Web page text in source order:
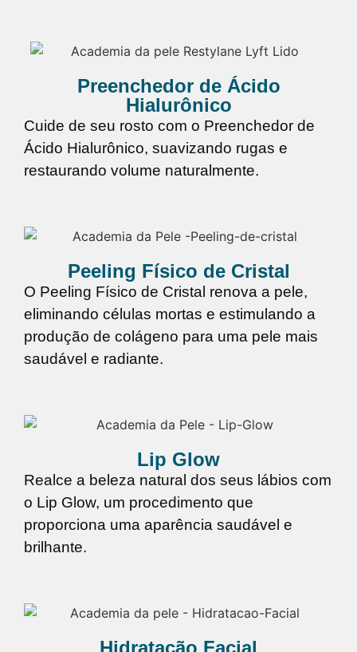
Preenchedor de Ácido
Hialurônico
Cuide de seu rosto com o Preenchedor de
Ácido Hialurônico, suavizando rugas e
restaurando volume naturalmente.
Peeling Físico de Cristal
O Peeling Físico de Cristal renova a pele,
eliminando células mortas e estimulando a
produção de colágeno para uma pele mais
saudável e radiante.
Lip Glow
Realce a beleza natural dos seus lábios com
o Lip Glow, um procedimento que
proporciona uma aparência saudável e
brilhante.
Hidratação Facial